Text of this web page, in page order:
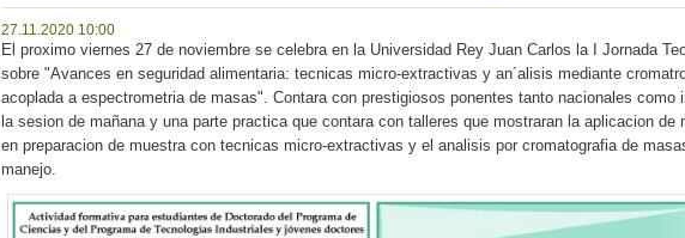
27.11.2020 10:00
El proximo viernes 27 de noviembre se celebra en la Universidad Rey Juan Carlos la I Jornada
sobre "Avances en seguridad alimentaria: tecnicas micro-extractivas y an´alisis mediante
acoplada a espectrometria de masas". Contara con prestigiosos ponentes tanto nacionales como
la sesion de mañana y una parte practica que contara con talleres que mostraran la aplicacion de
en preparacion de muestra con tecnicas micro-extractivas y el analisis por cromatografia de
manejo.